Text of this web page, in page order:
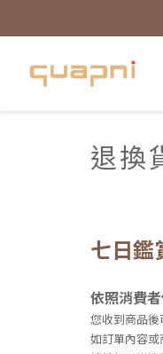
退換
七日鑑
依照消費者
您收到商品後
如訂單內容或